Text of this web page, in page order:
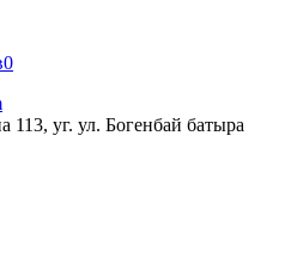
0
уг. ул. Богенбай батыра